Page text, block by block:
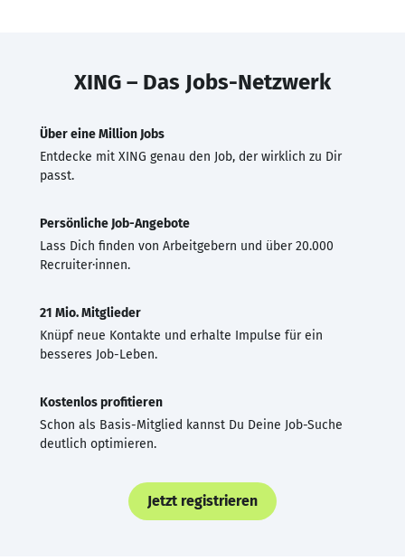
XING – Das Jobs-Netzwerk
Über eine Million Jobs
Entdecke mit XING genau den Job, der wirklich zu Dir
passt.
Persönliche Job-Angebote
Lass Dich finden von Arbeitgebern und über 20.000
Recruiter·innen.
21 Mio. Mitglieder
Knüpf neue Kontakte und erhalte Impulse für ein
besseres Job-Leben.
Kostenlos profitieren
Schon als Basis-Mitglied kannst Du Deine Job-Suche
deutlich optimieren.
Jetzt registrieren